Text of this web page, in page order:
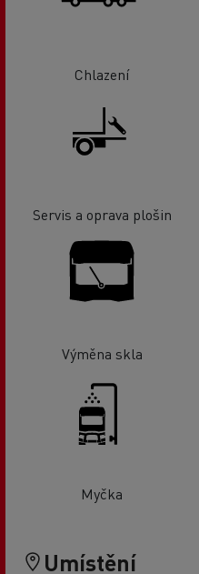
Chlazení
Servis a oprava plošin
Výměna skla
Myčka
Umístění